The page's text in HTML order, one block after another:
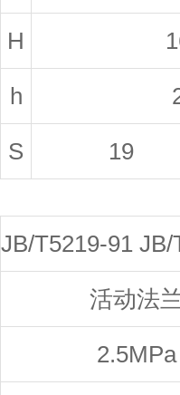
H
h
S 19
JB/T5219-91 JB/
活动法
2.5MPa